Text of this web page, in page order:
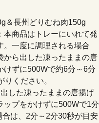
＆長州どりむね肉150g
本商品はトレーにいれて発
。一度に調理される場合
から出した凍ったままの唐
けずに500Wで約6分～6分
ください。
した凍ったままの唐揚げ
ップをかけずに500Wで1分
は、2分～2分30秒が目安